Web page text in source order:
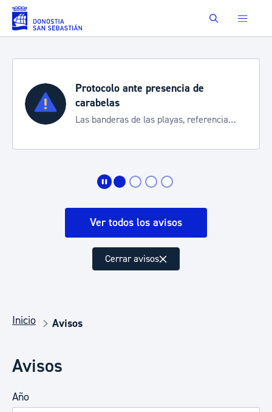
Saltar al contenido principal Buscar
Protocolo ante presencia de
carabelas
Las banderas de las playas, referencia
Ver todos los avisos
Cerrar avisos
Inicio Avisos
Avisos
Año